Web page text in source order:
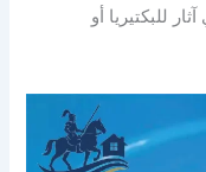
للبكتيريا أو